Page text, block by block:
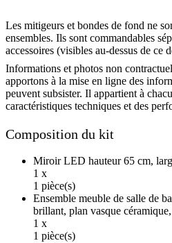
Les mitigeurs et bondes de fond ne
ensembles. Ils sont commandables
accessoires (visibles au-dessus de ce
Informations et photos non
apportons à la mise en ligne des
peuvent subsister. Il appartient à
caractéristiques techniques et des
Composition du kit
Miroir LED hauteur 65 cm,
1 x
1 pièce(s)
Ensemble meuble de salle de
brillant, plan vasque
1 x
1 pièce(s)